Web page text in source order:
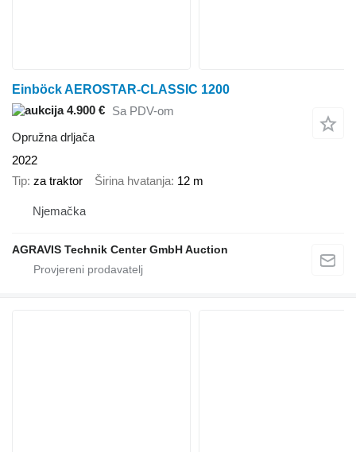
Einböck AEROSTAR-CLASSIC 1200
4.900 € Sa PDV-om
Opružna drljača
2022
Tip za traktor Širina hvatanja 12 m
Njemačka
AGRAVIS Technik Center GmbH Auction